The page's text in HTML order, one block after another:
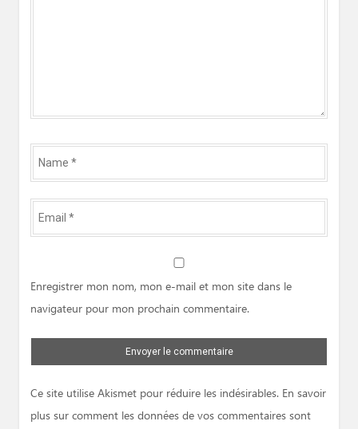
Name
*
Email
*
Enregistrer mon nom, mon e-mail et mon site dans le
navigateur pour mon prochain commentaire.
Ce site utilise Akismet pour réduire les indésirables. En savoir
plus sur comment les données de vos commentaires sont